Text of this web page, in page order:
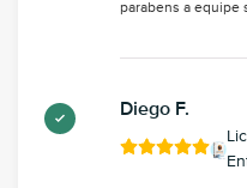
parabens a equipe
Diego F.